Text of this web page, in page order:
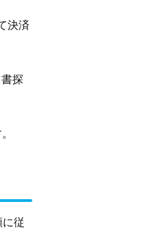
決済
探
従